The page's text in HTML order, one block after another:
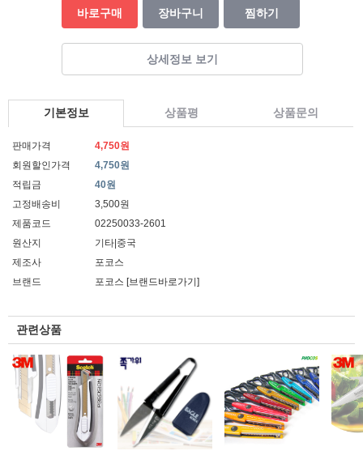
바로구매 장바구니 찜하기
상세정보 보기
기본정보 상품평 상품문의
판매가격
4,750원
회원할인가격
4,750원
적립금
40원
고정배송비
3,500원
제품코드
02250033-2601
원산지
기타|중국
제조사
포코스
브랜드
포코스 [브랜드바로가기]
관련상품